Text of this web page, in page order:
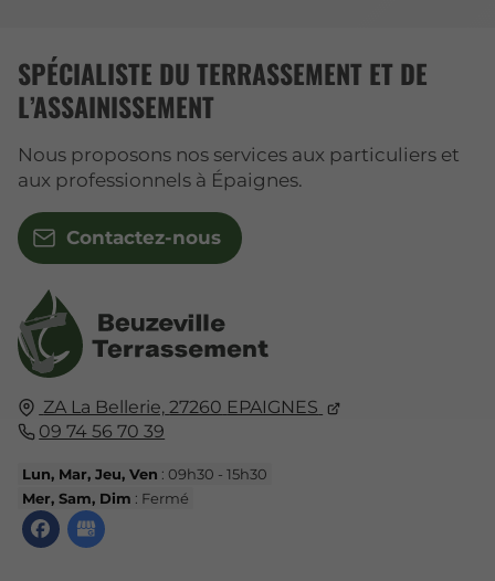
ZA La Bellerie, 27260 EPAIGNES
09 74 56 70 39
Lun, Mar, Jeu, Ven : 09h30 - 15h30
Mer, Sam, Dim : Fermé
SPÉCIALISTE DU TERRASSEMENT ET DE
L’ASSAINISSEMENT
Nous proposons nos services aux particuliers et
aux professionnels à Épaignes.
Contactez-nous